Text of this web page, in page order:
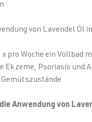
von Lavendel Öl
pro Woche ein Vollbad
Ekzeme, Psoriasis und
Anwendung von